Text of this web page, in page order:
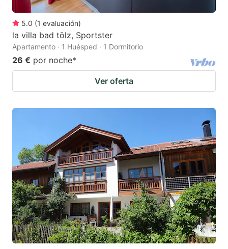
5.0 (1 evaluación)
la villa bad tölz, Sportster
Apartamento · 1 Huésped · 1 Dormitorio
26 € por noche*
Ver oferta